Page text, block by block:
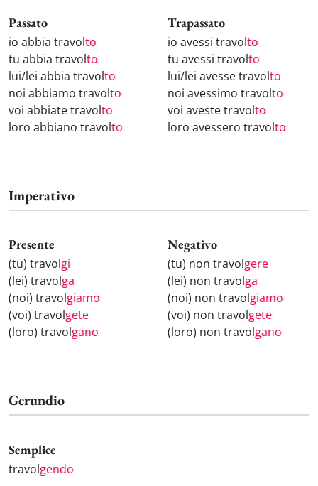
Passato
io abbia travolto
tu abbia travolto
lui/lei abbia travolto
noi abbiamo travolto
voi abbiate travolto
loro abbiano travolto
Trapassato
io avessi travolto
tu avessi travolto
lui/lei avesse travolto
noi avessimo travolto
voi aveste travolto
loro avessero travolto
Imperativo
Presente
(tu) travolgi
(lei) travolga
(noi) travolgiamo
(voi) travolgete
(loro) travolgano
Negativo
(tu) non travolgere
(lei) non travolga
(noi) non travolgiamo
(voi) non travolgete
(loro) non travolgano
Gerundio
Semplice
travolgendo